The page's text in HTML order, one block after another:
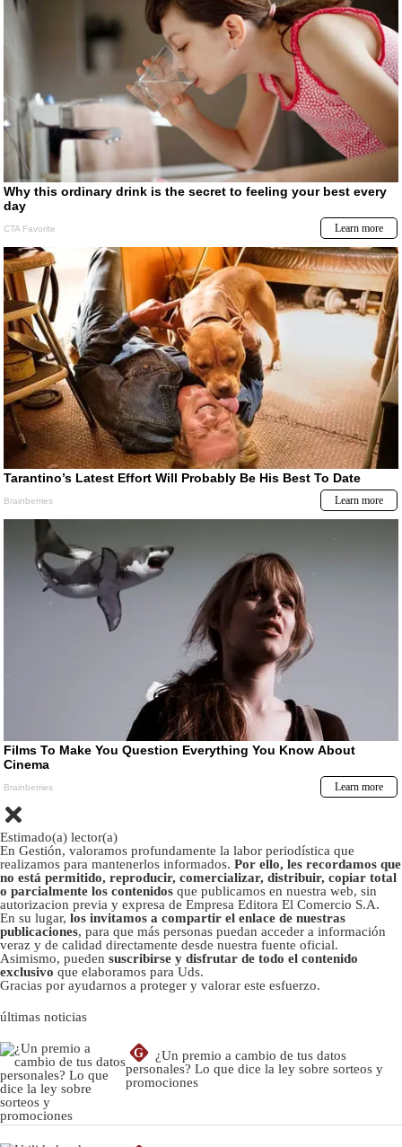
Estimado(a) lector(a)
En Gestión, valoramos profundamente la labor periodística que
realizamos para mantenerlos informados. Por ello, les recordamos que
no está permitido, reproducir, comercializar, distribuir, copiar total
o parcialmente los contenidos que publicamos en nuestra web, sin
autorizacion previa y expresa de Empresa Editora El Comercio S.A.
En su lugar, los invitamos a compartir el enlace de nuestras
publicaciones, para que más personas puedan acceder a información
veraz y de calidad directamente desde nuestra fuente oficial.
Asimismo, pueden suscribirse y disfrutar de todo el contenido
exclusivo que elaboramos para Uds.
Gracias por ayudarnos a proteger y valorar este esfuerzo.
últimas noticias
G
¿Un premio a cambio de tus datos
personales? Lo que dice la ley sobre sorteos y
promociones